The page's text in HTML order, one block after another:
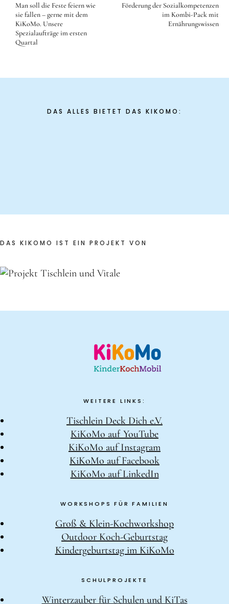
Man soll die Feste feiern wie
sie fallen – gerne mit dem
KiKoMo. Unsere
Spezialaufträge im ersten
Quartal
Förderung der Sozialkompetenzen
im Kombi-Pack mit
Ernährungswissen
DAS ALLES BIETET DAS KIKOMO:
DAS KIKOMO IST EIN PROJEKT VON
WEITERE LINKS:
Tischlein Deck Dich e.V.
KiKoMo auf YouTube
KiKoMo auf Instagram
KiKoMo auf Facebook
KiKoMo auf LinkedIn
WORKSHOPS FÜR FAMILIEN
Groß & Klein-Kochworkshop
Outdoor Koch-Geburtstag
Kindergeburtstag im KiKoMo
SCHULPROJEKTE
Winterzauber für Schulen und KiTas